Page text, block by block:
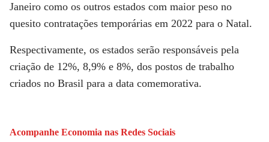
Janeiro como os outros estados com maior peso no
quesito contratações temporárias em 2022 para o Natal.
Respectivamente, os estados serão responsáveis pela
criação de 12%, 8,9% e 8%, dos postos de trabalho
criados no Brasil para a data comemorativa.
Acompanhe Economia nas Redes Sociais